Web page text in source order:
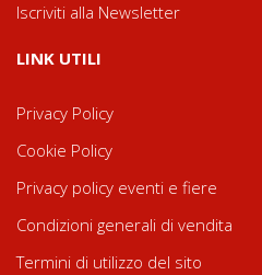
Iscriviti alla Newsletter
LINK UTILI
Privacy Policy
Cookie Policy
Privacy policy eventi e fiere
Condizioni generali di vendita
Termini di utilizzo del sito